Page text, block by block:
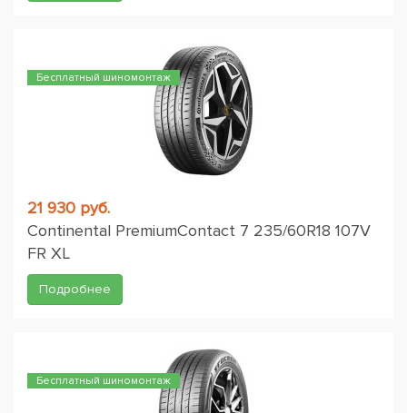
Бесплатный шиномонтаж
21 930 руб.
Continental PremiumContact 7 235/60R18 107V
FR XL
Подробнее
Бесплатный шиномонтаж